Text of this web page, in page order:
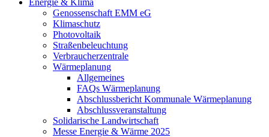
Energie & Klima
Genossenschaft EMM eG
Klimaschutz
Photovoltaik
Straßenbeleuchtung
Verbraucherzentrale
Wärmeplanung
Allgemeines
FAQs Wärmeplanung
Abschlussbericht Kommunale Wärmeplanung
Abschlussveranstaltung
Solidarische Landwirtschaft
Messe Energie & Wärme 2025